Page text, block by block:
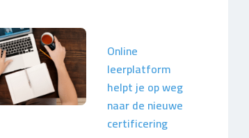
Online
leerplatform
helpt je op weg
naar de nieuwe
certificering